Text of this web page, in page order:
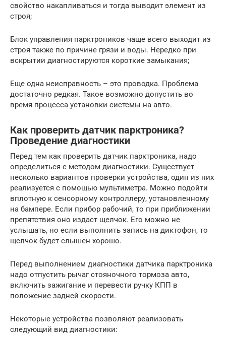
свойство накапливаться и тогда выводит элемент из
строя;
Блок управления парктроников чаще всего выходит из
строя также по причине грязи и воды. Нередко при
вскрытии диагностируются короткие замыкания;
Еще одна неисправность – это проводка. Проблема
достаточно редкая. Такое возможно допустить во
время процесса установки системы на авто.
Как проверить датчик парктроника?
Проведение диагностики
Перед тем как проверить датчик парктроника, надо
определиться с методом диагностики. Существует
несколько вариантов проверки устройства, один из них
реализуется с помощью мультиметра. Можно подойти
вплотную к сенсорному контроллеру, установленному
на бампере. Если прибор рабочий, то при приближении
препятствия оно издаст щелчок. Его можно не
услышать, но если выполнить запись на диктофон, то
щелчок будет слышен хорошо.
Перед выполнением диагностики датчика парктроника
надо отпустить рычаг стояночного тормоза авто,
включить зажигание и перевести ручку КПП в
положение задней скорости.
Некоторые устройства позволяют реализовать
следующий вид диагностики: